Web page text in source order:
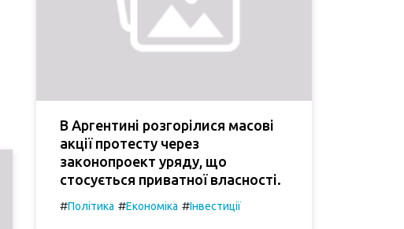
В Аргентині розгорілися масові
акції протесту через
законопроект уряду, що
стосується приватної власності.
#Політика #Економіка #Інвестиції